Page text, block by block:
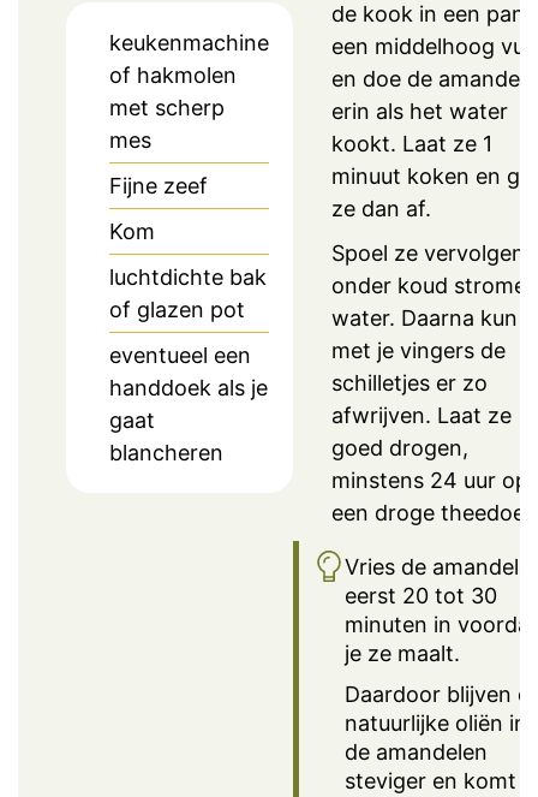
keukenmachine
of hakmolen
met scherp
mes
Fijne zeef
Kom
luchtdichte bak
of glazen pot
eventueel een
handdoek als je
gaat
blancheren
de kook in een pan
een middelhoog
en doe de
erin als het water
kookt. Laat ze 1
minuut koken en
ze dan af.
Spoel ze
onder koud
water. Daarna kun
met je vingers de
schilletjes er zo
afwrijven. Laat ze
goed drogen,
minstens 24 uur op
een droge
Vries de
eerst 20 tot 30
minuten in voordat
je ze maalt.
Daardoor blijven
natuurlijke oliën in
de amandelen
steviger en komt